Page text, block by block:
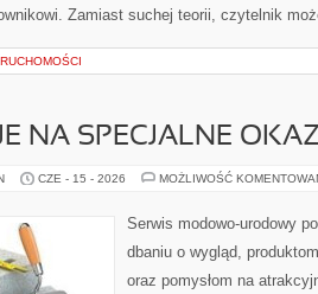
Zamiast suchej teorii, czytelnik
NA SPECJALNE
CZE - 15 - 2026 MOŻLIWOŚĆ
Serwis modowo-urodowy
dbaniu o wygląd,
oraz pomysłom na